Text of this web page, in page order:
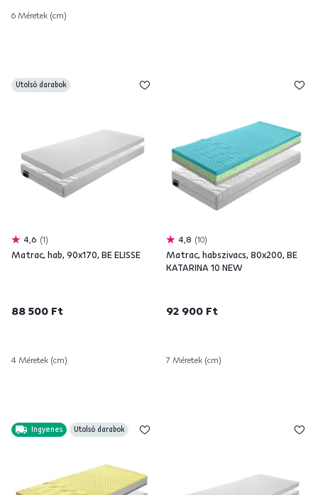
6 Méretek (cm)
Utolsó darabok
4,6 1
Matrac, hab, 90x170, BE ELISSE
88 500 Ft
4 Méretek (cm)
4,8 10
Matrac, habszivacs, 80x200, BE
KATARINA 10 NEW
92 900 Ft
7 Méretek (cm)
Ingyenes Utolsó darabok